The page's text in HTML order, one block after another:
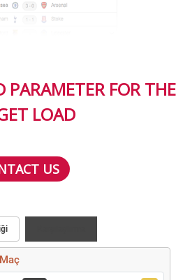
PARAMETER FOR THE
LOAD
US